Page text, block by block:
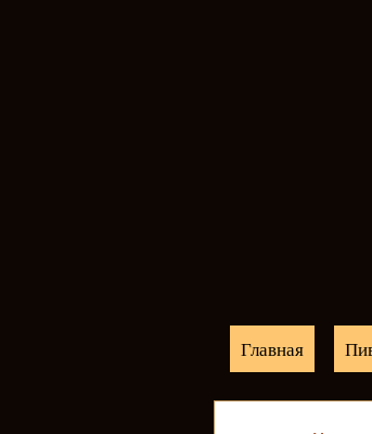
Главная